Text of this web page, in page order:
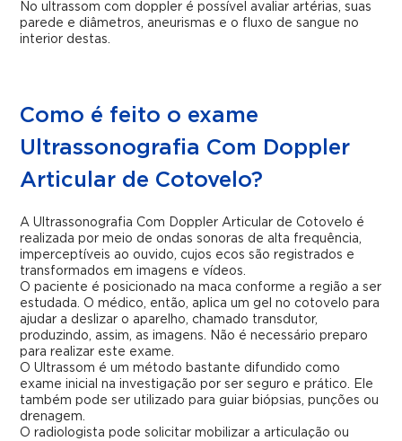
No ultrassom com doppler é possível avaliar artérias, suas
parede e diâmetros, aneurismas e o fluxo de sangue no
interior destas.
Como é feito o exame
Ultrassonografia Com Doppler
Articular de Cotovelo?
A Ultrassonografia Com Doppler Articular de Cotovelo é
realizada por meio de ondas sonoras de alta frequência,
imperceptíveis ao ouvido, cujos ecos são registrados e
transformados em imagens e vídeos.
O paciente é posicionado na maca conforme a região a ser
estudada. O médico, então, aplica um gel no cotovelo para
ajudar a deslizar o aparelho, chamado transdutor,
produzindo, assim, as imagens. Não é necessário preparo
para realizar este exame.
O Ultrassom é um método bastante difundido como
exame inicial na investigação por ser seguro e prático. Ele
também pode ser utilizado para guiar biópsias, punções ou
drenagem.
O radiologista pode solicitar mobilizar a articulação ou